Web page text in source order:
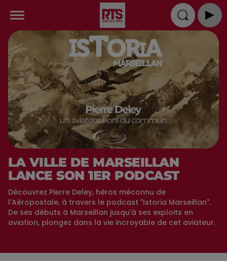
LA VILLE DE MARSEILLAN
LANCE SON 1ER PODCAST
Découvrez Pierre Deley, héros méconnu de
l'Aéropostale, à travers le podcast "Istoria Marseillan".
De ses débuts à Marseillan jusqu'à ses exploits en
aviation, plongez dans la vie incroyable de cet aviateur.